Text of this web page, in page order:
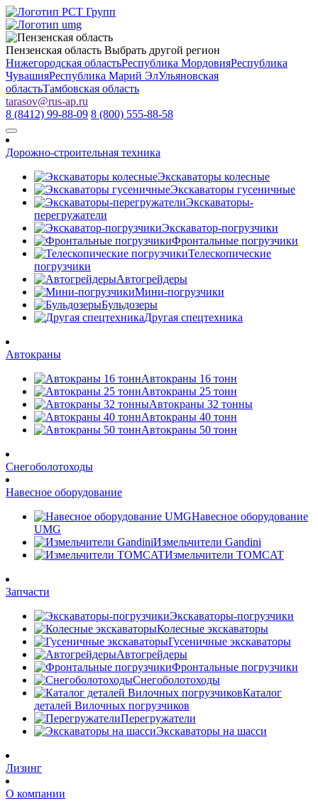
Пензенская область Выбрать другой регион
Нижегородская областьРеспублика МордовияРеспублика
ЧувашияРеспублика Марий ЭлУльяновская
областьТамбовская область
tarasov@rus-ap.ru
8 (8412) 99-88-09 8 (800) 555-88-58
Дорожно-строительная техника
Экскаваторы колесные
Экскаваторы гусеничные
Экскаваторы-
перегружатели
Экскаватор-погрузчики
Фронтальные погрузчики
Телескопические
погрузчики
Автогрейдеры
Мини-погрузчики
Бульдозеры
Другая спецтехника
Автокраны
Автокраны 16 тонн
Автокраны 25 тонн
Автокраны 32 тонны
Автокраны 40 тонн
Автокраны 50 тонн
Снегоболотоходы
Навесное оборудование
Навесное оборудование
UMG
Измельчители Gandini
Измельчители TOMCAT
Запчасти
Экскаваторы-погрузчики
Колесные экскаваторы
Гусеничные экскаваторы
Автогрейдеры
Фронтальные погрузчики
Снегоболотоходы
Каталог
деталей Вилочных погрузчиков
Перегружатели
Экскаваторы на шасси
Лизинг
О компании